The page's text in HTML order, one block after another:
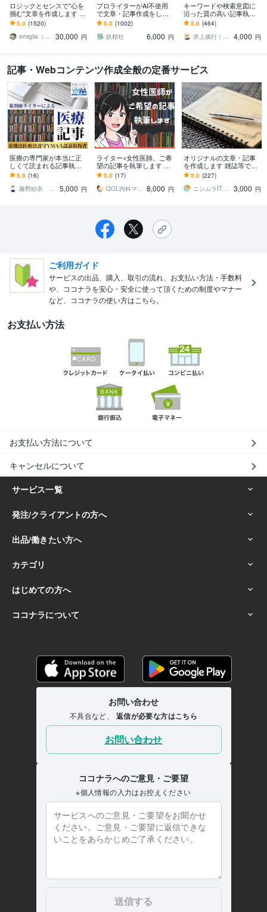
ロジックとセンスで"心を
掴む"文章を作成します あ
なたの「実現したい未
来」を叶えるための渾身
のライティング
5.0 (1520)
emiglia（エミリア）
30,000 円
プロライターがAI不使用
で文章・記事作成をしま
す ホームページ、アフィ
リエイト、ゲーム記事な
ども楽しく執筆中！
5.0 (1002)
妖精社
6,000 円
キーワードや検索意図に
沿った質の高い記事執筆
します ランキング1位獲得
済ライター、出版賞受賞
ライターが心をこめて
5.0 (464)
井上歳行｜SEO対策×Webライティング
4,000 円
記事・Webコンテンツ作成全般の定番サービス
医療の専門家が本当に正
しくて読まれる記事執筆
します SEO◎薬機法医療
法◎薬剤師ライターが根
拠に基づいた記事作成
5.0 (16)
藤野紗衣 薬剤師ライター
5,000 円
ライター×女性医師。ご希
望の記事を執筆します な
んでもOK/女医/webコンテ
ンツ/紙媒体/代筆/添削
5.0 (17)
QOL内科ママDr 8,000 円
オリジナルの文章・記事
を作成します 雑誌等での
ライティング経験あり。
プロの文章を提供しま
す。
5.0 (227)
ニシムラITライフサポート
3,000 円
ご利用ガイド
サービスの出品、購入、取引の流れ、お支払い方法・手数料
や、ココナラを安心・安全に使って頂くための制度やマナー
など、ココナラの使い方はこちら。
お支払い方法
お支払い方法について
キャンセルについて